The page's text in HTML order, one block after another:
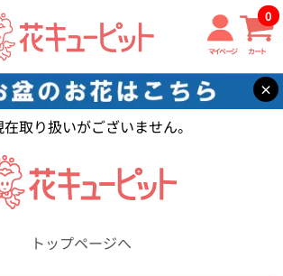
マイページ カート
0
×
【】
取り扱いがございません。
トップページへ